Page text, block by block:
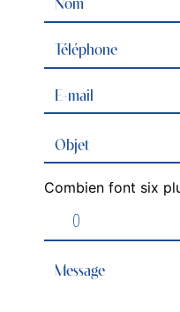
Combien font six